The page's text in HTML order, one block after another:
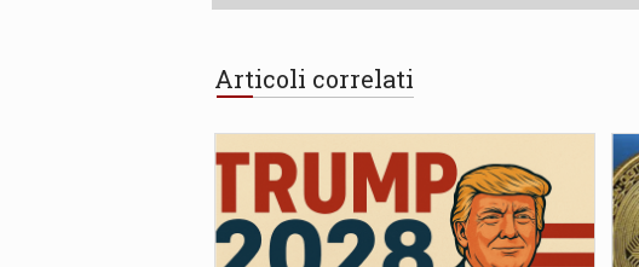
Articoli correlati